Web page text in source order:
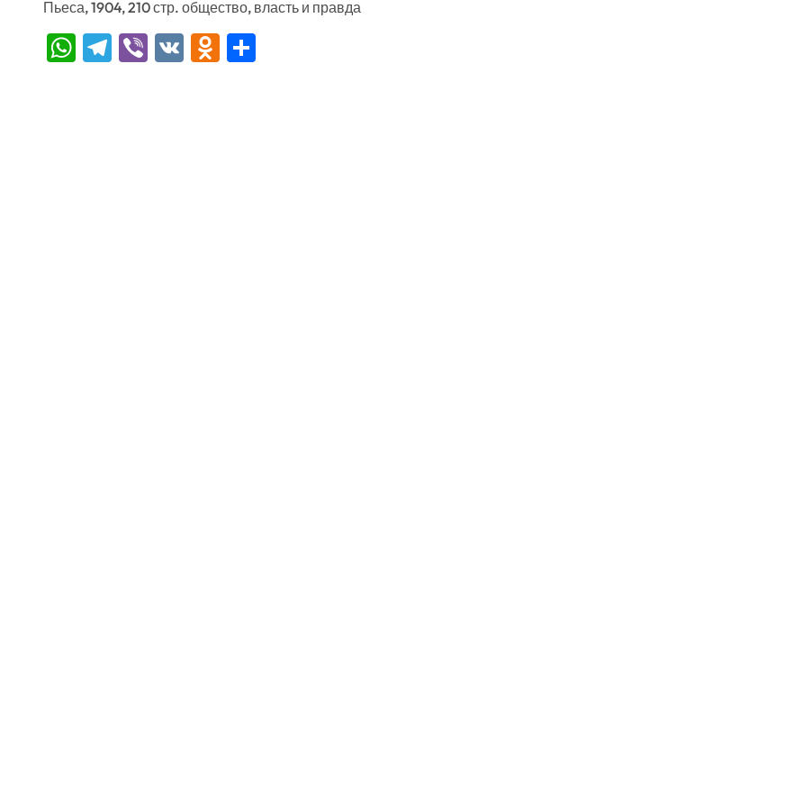
Пьеса, 1904, 210 стр. общество, власть и правда
WhatsApp
Telegram
Viber
VK Odnoklassniki